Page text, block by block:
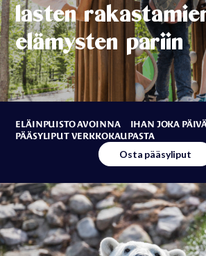
lasten
elämysten pariin
ELÄINPUISTO AVOINNA IHAN JOKA
PÄÄSYLIPUT VERKKOKAUPASTA
Osta pääsyliput